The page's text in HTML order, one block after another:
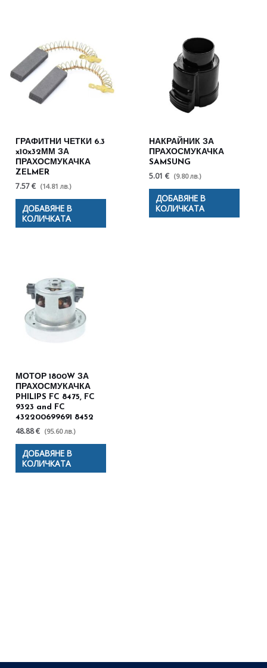
ГРАФИТНИ ЧЕТКИ 6.3
x10x32ММ ЗА
ПРАХОСМУКАЧКА
ZELMER
7.57 € (14.81 лв.)
ДОБАВЯНЕ В
КОЛИЧКАТА
НАКРАЙНИК ЗА
ПРАХОСМУКАЧКА
SAMSUNG
5.01 € (9.80 лв.)
ДОБАВЯНЕ В
КОЛИЧКАТА
МОТОР 1800W ЗА
ПРАХОСМУКАЧКА
PHILIPS FC 8475, FC
9323 and FC
432200699691 8452
48.88 € (95.60 лв.)
ДОБАВЯНЕ В
КОЛИЧКАТА